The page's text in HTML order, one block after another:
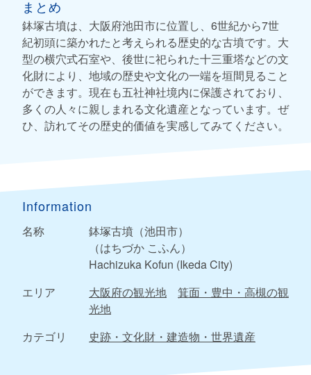
まとめ
鉢塚古墳は、大阪府池田市に位置し、6世紀から7世
紀初頭に築かれたと考えられる歴史的な古墳です。大
型の横穴式石室や、後世に祀られた十三重塔などの文
化財により、地域の歴史や文化の一端を垣間見ること
ができます。現在も五社神社境内に保護されており、
多くの人々に親しまれる文化遺産となっています。ぜ
ひ、訪れてその歴史的価値を実感してみてください。
Information
名称
鉢塚古墳（池田市）
（はちづか こふん）
Hachizuka Kofun (Ikeda City)
エリア
大阪府の観光地
箕面・豊中・高槻の観
光地
カテゴリ
史跡・文化財・建造物・世界遺産